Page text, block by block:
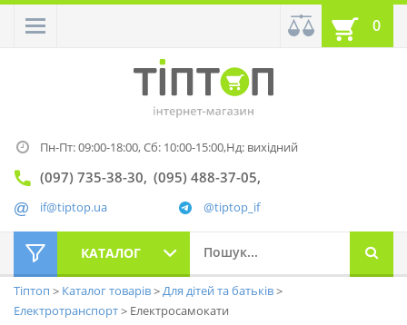
0
Пн-Пт: 09:00-18:00,Сб: 10:00-15:00,Нд: вихідний
(097) 735-38-30 (095) 488-37-05
@tiptop_if
if@tiptop.ua
КАТАЛОГ
Тіптоп Каталог товарів
Для дітей та батьків
Електротранспорт
Електросамокати